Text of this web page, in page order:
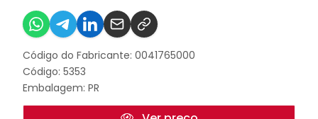
Código do Fabricante: 0041765000
Código: 5353
Embalagem: PR